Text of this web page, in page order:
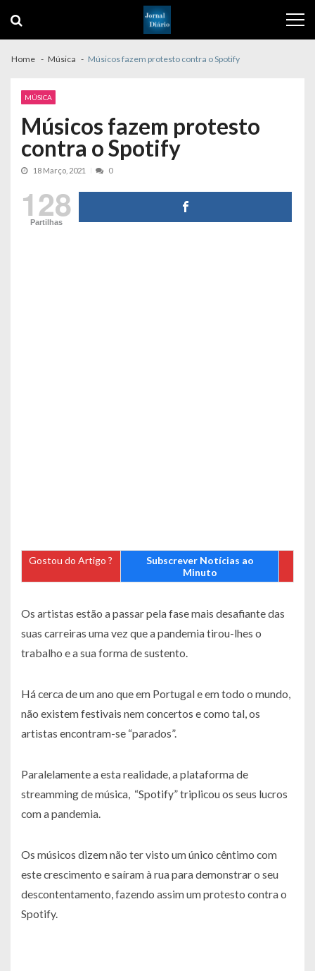
navigation
content
Home Música Músicos fazem protesto contra o Spotify
MÚSICA
Músicos fazem protesto
contra o Spotify
18 Março, 2021 0
128
Partilhas
Gostou do Artigo ?
Subscrever Notícias ao
Minuto
Os artistas estão a passar pela fase mais desafiante das
suas carreiras uma vez que a pandemia tirou-lhes o
trabalho e a sua forma de sustento.
Há cerca de um ano que em Portugal e em todo o mundo,
não existem festivais nem concertos e como tal, os
artistas encontram-se “parados”.
Paralelamente a esta realidade, a plataforma de
streamming de música, “Spotify” triplicou os seus lucros
com a pandemia.
Os músicos dizem não ter visto um único cêntimo com
este crescimento e saíram à rua para demonstrar o seu
descontentamento, fazendo assim um protesto contra o
Spotify.